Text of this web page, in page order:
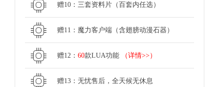
赠10：三套资料片（百套内任选）
赠11：魔力客户端（含翅膀动漫石器）
赠12： 60款LUA功能 （详情>>）
赠13：无忧售后，全天候无休息